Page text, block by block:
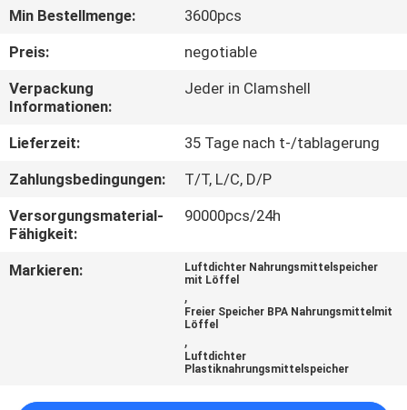
FABRIK
TOUR
QUALITÄTSKONTROLLE
NACHRICHTEN
ALLE
Min Bestellmenge:
3600pcs
Preis:
negotiable
Verpackung
Informationen:
Jeder in Clamshell
Lieferzeit:
35 Tage nach t-/tablagerung
Zahlungsbedingungen:
T/T, L/C, D/P
Versorgungsmaterial-
Fähigkeit:
90000pcs/24h
Markieren:
Luftdichter Nahrungsmittelspeicher
mit Löffel
,
Freier Speicher BPA Nahrungsmittelmit
Löffel
,
Luftdichter
Plastiknahrungsmittelspeicher